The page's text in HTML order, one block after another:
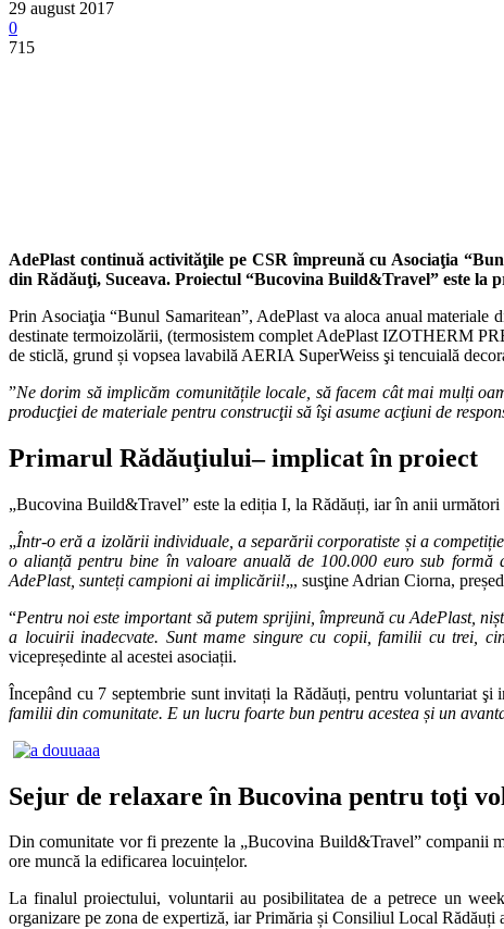
29 august 2017
0
715
AdePlast continuă activităţile pe CSR împreună cu Asociaţia
din Rădăuţi, Suceava. Proiectul “Bucovina Build&Travel” este la
Prin Asociaţia “Bunul Samaritean”, AdePlast va aloca anual
destinate termoizolării, (termosistem complet AdePlast IZOTHERM
de sticlă, grund și vopsea lavabilă AERIA SuperWeiss şi tencuială
”Ne dorim să implicăm comunitățile locale, să facem cât mai mulți
producţiei de materiale pentru construcţii să îşi asume acţiuni de
Primarul Rădăuţiului– implicat în proiect
„Bucovina Build&Travel” este la ediția I, la Rădăuți, iar în anii
„Într-o eră a izolării individuale, a separării corporatiste și a
o alianță pentru bine în valoare anuală de 100.000 euro sub formă
AdePlast, sunteți campioni ai implicării!„, susţine Adrian Ciorna,
“Pentrunoi este important să putem sprijini, împreună cu AdePlast,
a locuirii inadecvate. Sunt mame singure cu copii, familii cu trei,
vicepreședinte al acestei asociații.
Începând cu 7 septembrie sunt invitați la Rădăuți, pentru voluntariat
familii din comunitate. E un lucru foarte bun pentru acestea și un
Sejur de relaxare în Bucovina pentru toţi
Din comunitate vor fi prezente la „Bucovina Build&Travel” companii
ore muncă la edificarea locuințelor.
La finalul proiectului, voluntarii au posibilitatea de a petrece un
organizare pe zona de expertiză, iar Primăria și Consiliul Local Rădăuți